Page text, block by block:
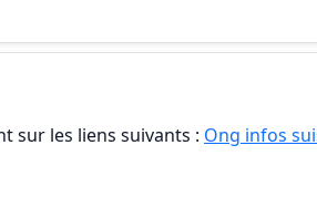
sur les liens suivants : Ong infos